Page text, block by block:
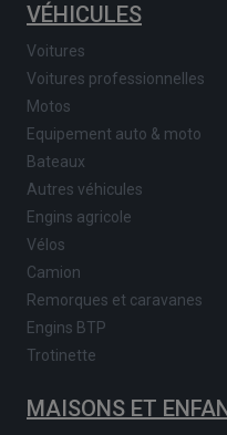
VÉHICULES
Voitures
Voitures professionnelles
Motos
Equipement auto & moto
Bateaux
Autres véhicules
Engins agricole
Vélos
Camion
Remorques et caravanes
Engins BTP
Trotinette
MAISONS ET